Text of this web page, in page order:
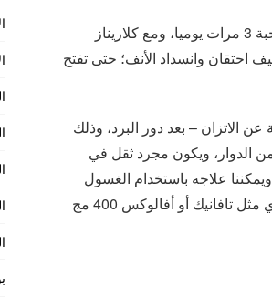
وذلك مع تناول خافض الحرارة ومسكنات الألم مثل بروفين أو سابوفين 600 مج حبة 3 مرات يوميا، ومع كلاريناز
احتقان وانسداد الأنف؛ حتى تفتح
الاتزان – بعد دور البرد، وذلك
الأمر أهون من الدوار، ويكون مجرد ثقل في
علاجه باستخدام الغسول
القلوي للتخلص من الإفرازات التي تملأ الأنف وتسده، وكذلك باستخدام مضاد حيوي مثل تافانيك أو أفالوكس 400 مج